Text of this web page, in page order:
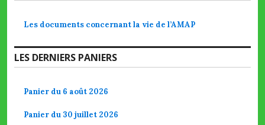
Les documents concernant la vie de l’AMAP
LES DERNIERS PANIERS
Panier du 6 août 2026
Panier du 30 juillet 2026